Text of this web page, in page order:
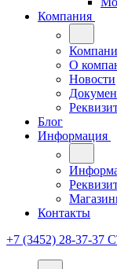
Компания
О
Новости
Блог
Информация
Контакты
+7 (3452) 28-37-37